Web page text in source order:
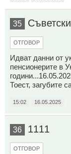
35
ОТГОВОР
Идват данни от
пенсионерите в
Тоест, загубите
15:02 16.05.2025
36 1111
ОТГОВОР